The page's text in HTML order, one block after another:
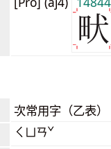
次常用字（乙表）
ㄑㄩㄢˇ